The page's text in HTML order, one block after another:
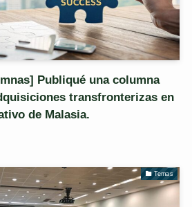
Publiqué una columna
transfronterizas en
de Malasia.
Temas